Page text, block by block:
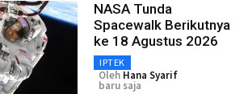
NASA Tunda
Spacewalk Berikutnya
ke 18 Agustus 2026
IPTEK
Oleh Hana Syarif
baru saja